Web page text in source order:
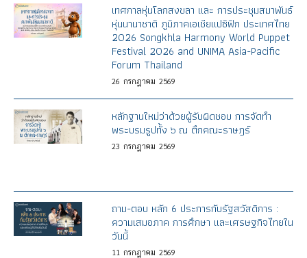
เทศกาลหุ่นโลกสงขลา และ การประชุมสมาพันธ์
หุ่นนานาชาติ ภูมิภาคเอเชียแปซิฟิก ประเทศไทย
2026 Songkhla Harmony World Puppet
Festival 2026 and UNIMA Asia-Pacific
Forum Thailand
26 กรกฎาคม 2569
หลักฐานใหม่ว่าด้วยผู้รับผิดชอบ การจัดทำ
พระบรมรูปทั้ง ๖ ณ ตึกคณะราษฎร์
23 กรกฎาคม 2569
ถาม-ตอบ หลัก 6 ประการกับรัฐสวัสดิการ :
ความเสมอภาค การศึกษา และเศรษฐกิจไทยใน
วันนี้
11 กรกฎาคม 2569